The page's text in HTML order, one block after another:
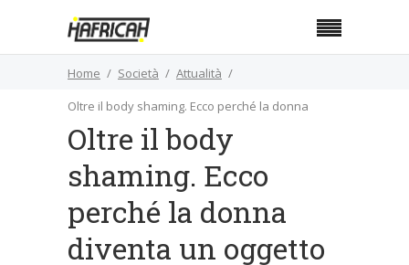
Home Società
Attualità
Oltre il body shaming. Ecco perché la donna
diventa un oggetto
Oltre il body
shaming. Ecco
perché la donna
diventa un oggetto